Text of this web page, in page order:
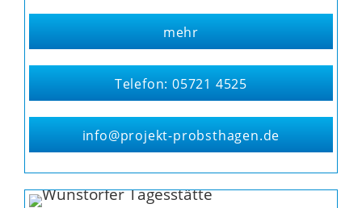
mehr
Telefon: 05721 4525
info@projekt-probsthagen.de